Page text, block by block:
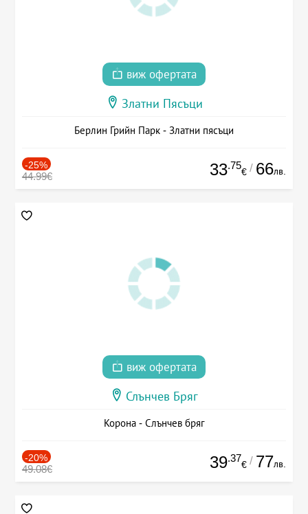
виж офертата
Златни Пясъци
Берлин Грийн Парк - Златни пясъци
-25%
44.99€ 33.75
€ / 66лв.
виж офертата
Слънчев Бряг
Корона - Слънчев бряг
-20%
49.08€ 39.37
€ / 77лв.